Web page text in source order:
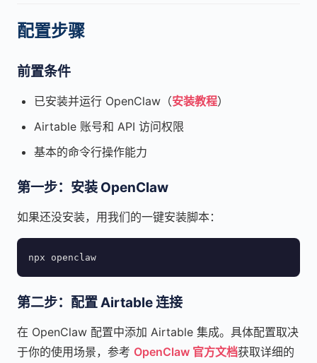
配置步骤
前置条件
已安装并运行 OpenClaw（安装教程）
Airtable 账号和 API 访问权限
基本的命令行操作能力
第一步：安装 OpenClaw
如果还没安装，用我们的一键安装脚本：
npx openclaw
第二步：配置 Airtable 连接
在 OpenClaw 配置中添加 Airtable 集成。具体配置取决
于你的使用场景，参考 OpenClaw 官方文档获取详细的